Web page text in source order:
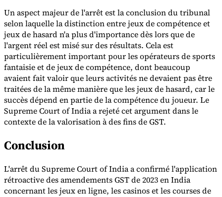
Un aspect majeur de l'arrêt est la conclusion du tribunal
selon laquelle la distinction entre jeux de compétence et
jeux de hasard n'a plus d'importance dès lors que de
l'argent réel est misé sur des résultats. Cela est
particulièrement important pour les opérateurs de sports
fantaisie et de jeux de compétence, dont beaucoup
avaient fait valoir que leurs activités ne devaient pas être
traitées de la même manière que les jeux de hasard, car le
succès dépend en partie de la compétence du joueur. Le
Supreme Court of India a rejeté cet argument dans le
contexte de la valorisation à des fins de GST.
Conclusion
L'arrêt du Supreme Court of India a confirmé l'application
rétroactive des amendements GST de 2023 en India
concernant les jeux en ligne, les casinos et les courses de